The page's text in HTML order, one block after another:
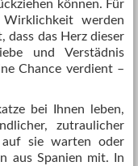
können. Für
Wirklichkeit werden
dass das Herz dieser
und Verstädnis
Chance verdient –
bei Ihnen leben,
zutraulicher
auf sie warten oder
aus Spanien mit. In